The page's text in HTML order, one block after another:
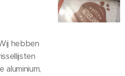
hebben